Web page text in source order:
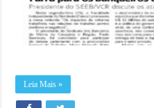
Leia Mais »